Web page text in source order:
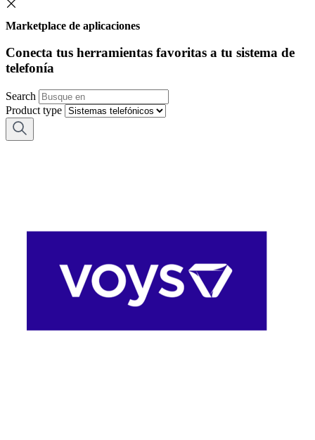
Marketplace de aplicaciones
Conecta tus herramientas favoritas a tu sistema de
telefonía
Search
Product type